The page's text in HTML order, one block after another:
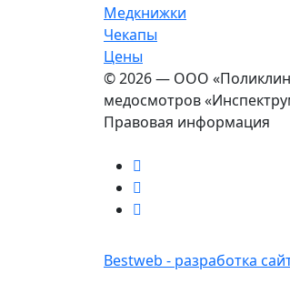
Медкнижки
Чекапы
Цены
© 2026 — ООО
медосмотров
Правовая информация
Bestweb - разработка